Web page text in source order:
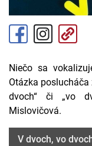
Niečo sa
Otázka poslucháča
dvoch“ či „vo
Mislovičová.
V dvoch, vo